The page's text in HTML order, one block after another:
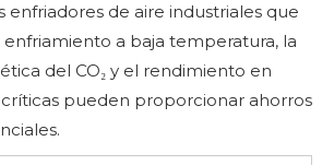
enfriadores de aire industriales que
a baja temperatura, la
del CO₂ y el rendimiento en
pueden proporcionar ahorros